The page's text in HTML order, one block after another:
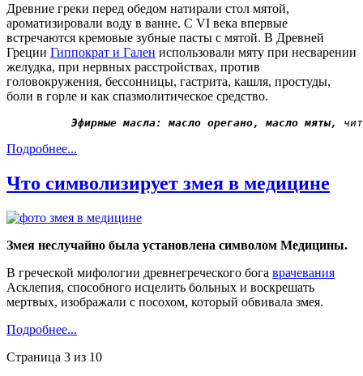
Древние греки перед обедом натирали стол мятой,
ароматизировали воду в ванне. С VI века впервые
встречаются кремовые зубные пасты с мятой. В Древней
Греции Гиппократ и Гален использовали мяту при несварении
желудка, при нервных расстройствах, против
головокружения, бессонницы, гастрита, кашля, простуды,
боли в горле и как спазмолитическое средство.
Эфирные масла: масло орегано, масло мяты,
Подробнее...
Что символизирует змея в медицине
Змея неслучайно была установлена символом Медицины.
В греческой мифологии древнегреческого бога врачевания
Асклепия, способного исцелить больных и воскрешать
мертвых, изображали с посохом, который обвивала змея.
Подробнее...
Страница 3 из 10